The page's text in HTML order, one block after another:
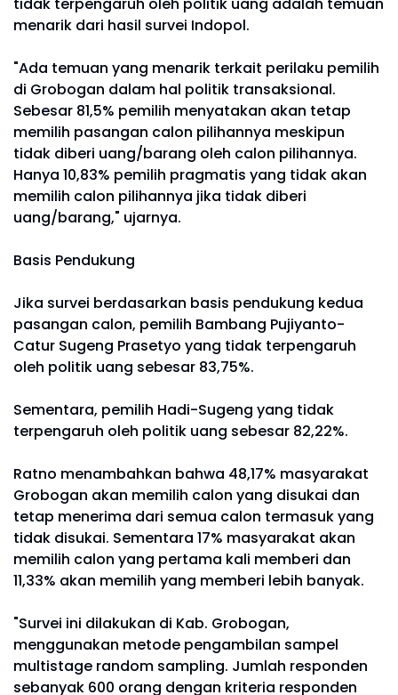
menarik dari hasil survei Indopol.
"Ada temuan yang menarik terkait perilaku pemilih
di Grobogan dalam hal politik transaksional.
Sebesar 81,5% pemilih menyatakan akan tetap
memilih pasangan calon pilihannya meskipun
tidak diberi uang/barang oleh calon pilihannya.
Hanya 10,83% pemilih pragmatis yang tidak akan
memilih calon pilihannya jika tidak diberi
uang/barang," ujarnya.
Basis Pendukung
Jika survei berdasarkan basis pendukung kedua
pasangan calon, pemilih Bambang Pujiyanto-
Catur Sugeng Prasetyo yang tidak terpengaruh
oleh politik uang sebesar 83,75%.
Sementara, pemilih Hadi-Sugeng yang tidak
terpengaruh oleh politik uang sebesar 82,22%.
Ratno menambahkan bahwa 48,17% masyarakat
Grobogan akan memilih calon yang disukai dan
tetap menerima dari semua calon termasuk yang
tidak disukai. Sementara 17% masyarakat akan
memilih calon yang pertama kali memberi dan
11,33% akan memilih yang memberi lebih banyak.
"Survei ini dilakukan di Kab. Grobogan,
menggunakan metode pengambilan sampel
multistage random sampling. Jumlah responden
sebanyak 600 orang dengan kriteria responden